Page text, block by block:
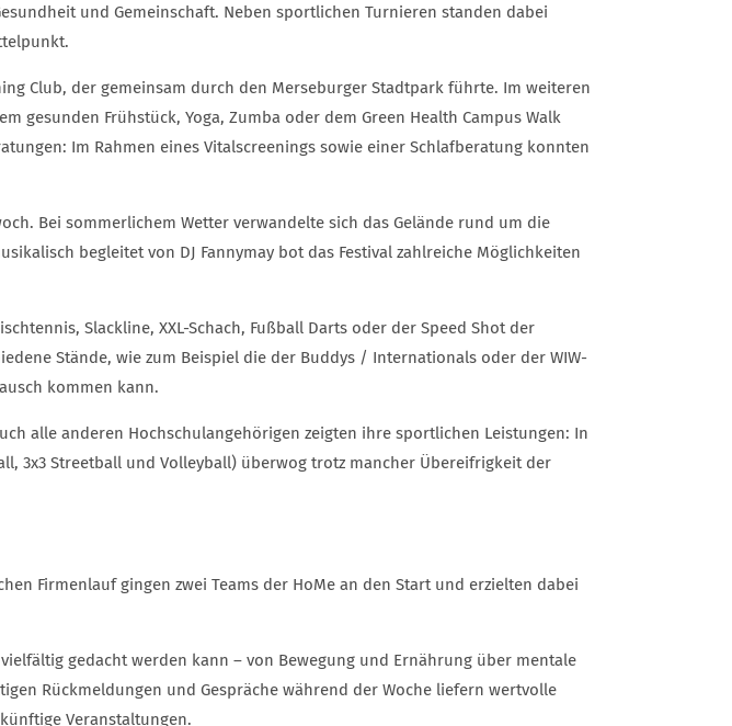
und Gemeinschaft. Neben sportlichen Turnieren standen dabei
Club, der gemeinsam durch den Merseburger Stadtpark führte. Im weiteren
Frühstück, Yoga, Zumba oder dem Green Health Campus Walk
Im Rahmen eines Vitalscreenings sowie einer Schlafberatung konnten
Bei sommerlichem Wetter verwandelte sich das Gelände rund um die
begleitet von DJ Fannymay bot das Festival zahlreiche Möglichkeiten
Slackline, XXL-Schach, Fußball Darts oder der Speed Shot der
Stände, wie zum Beispiel die der Buddys / Internationals oder der WIW-
kommen kann.
alle anderen Hochschulangehörigen zeigten ihre sportlichen Leistungen: In
3x3 Streetball und Volleyball) überwog trotz mancher Übereifrigkeit der
Firmenlauf gingen zwei Teams der HoMe an den Start und erzielten dabei
gedacht werden kann – von Bewegung und Ernährung über mentale
Rückmeldungen und Gespräche während der Woche liefern wertvolle
Veranstaltungen.